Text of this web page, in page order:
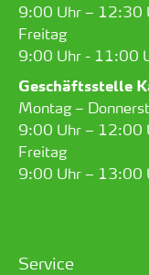
9:00 Uhr – 12:30
Freitag
9:00 Uhr - 11:00
Geschäftsstelle
Montag –
9:00 Uhr – 12:00
Freitag
9:00 Uhr – 13:00
Service